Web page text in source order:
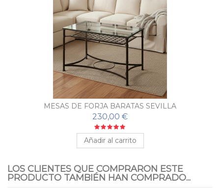
MESAS DE FORJA BARATAS SEVILLA
230,00 €
Añadir al carrito
LOS CLIENTES QUE COMPRARON ESTE
PRODUCTO TAMBIÉN HAN COMPRADO...